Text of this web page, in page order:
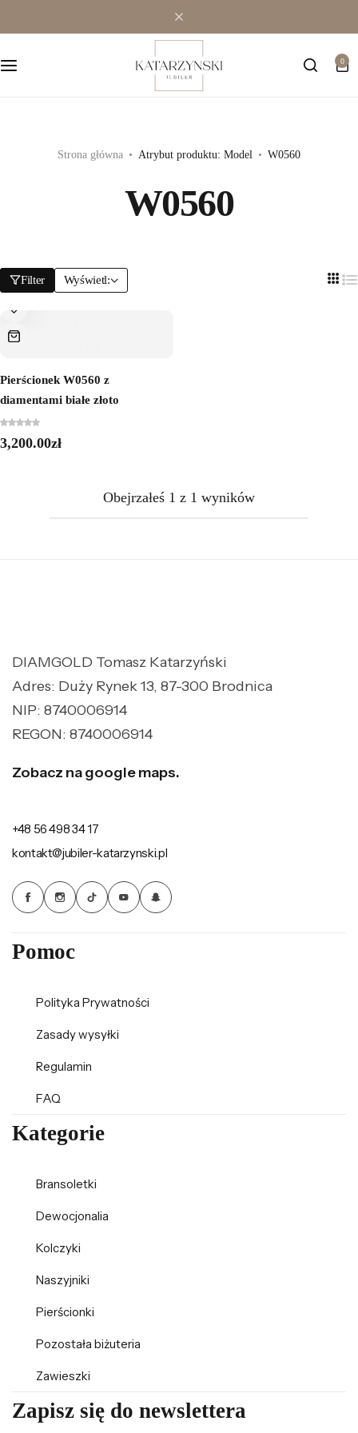
0
Strona główna Atrybut produktu: Model W0560
W0560
Filter Wyświetl:
Pierścionek W0560 z
diamentami białe złoto
3,200.00zł
Obejrzałeś 1 z 1 wyników
DIAMGOLD Tomasz Katarzyński
Adres: Duży Rynek 13, 87-300 Brodnica
NIP: 8740006914
REGON: 8740006914
Zobacz na google maps.
+48 56 498 34 17
kontakt@jubiler-katarzynski.pl
Pomoc
Polityka Prywatności
Zasady wysyłki
Regulamin
FAQ
Kategorie
Bransoletki
Dewocjonalia
Kolczyki
Naszyjniki
Pierścionki
Pozostała biżuteria
Zawieszki
Zapisz się do newslettera
Premium
Naszyjniki